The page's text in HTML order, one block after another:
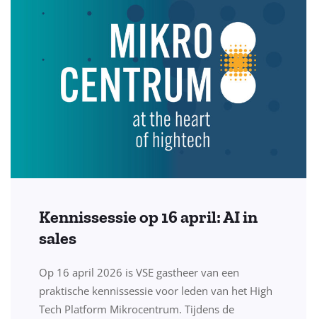
Kennissessie op 16 april: AI in
sales
Op 16 april 2026 is VSE gastheer van een
praktische kennissessie voor leden van het High
Tech Platform Mikrocentrum. Tijdens de